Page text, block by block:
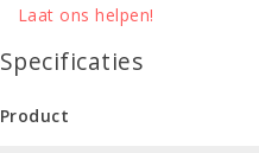
Laat ons helpen!
Specificaties
Product